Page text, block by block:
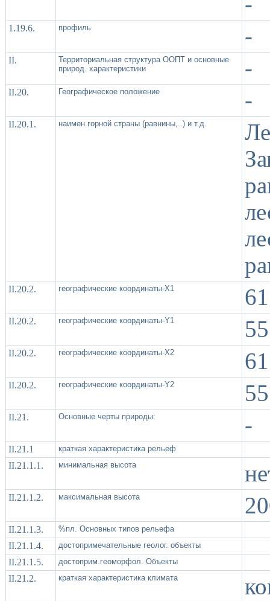
1.19.6. профиль -
II.
Территориальная структура ООПТ и основные
природ. характеристики
-
II.20. Географическое положение -
II.20.1. наимен.горной страны (равнины,..) и т.д.
II.20.2. географические координаты-X1
II.20.2. географические координаты-Y1
II.20.2. географические координаты-X2
II.20.2. географические координаты-Y2
II.21. Основные черты природы: -
II.21.1 краткая характеристика рельеф
II.21.1.1. минимальная высота
II.21.1.2. максимальная высота
II.21.1.3. %пл. Основных типов рельефа
II.21.1.4. достопримечательные геолог. объекты
II.21.1.5. достоприм.геоморфол. Объекты
II.21.2. краткая характеристика климата